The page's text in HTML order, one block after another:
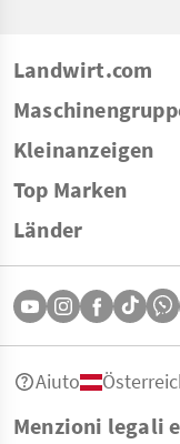
Landwirt.com
Kleinanzeigen
Top Marken
Länder
Menzioni legali
Aiuto